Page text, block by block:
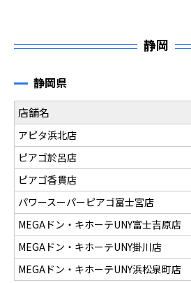
静岡
静岡県
店舗名
アピタ浜北店
ピアゴ於呂店
ピアゴ香貫店
パワースーパーピアゴ富士宮店
MEGAドン・キホーテUNY富士吉原店
MEGAドン・キホーテUNY掛川店
MEGAドン・キホーテUNY浜松泉町店